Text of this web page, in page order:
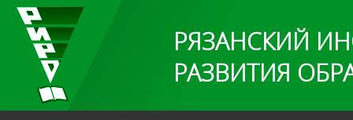
РЯЗАНСКИЙ
РАЗВИТИЯ